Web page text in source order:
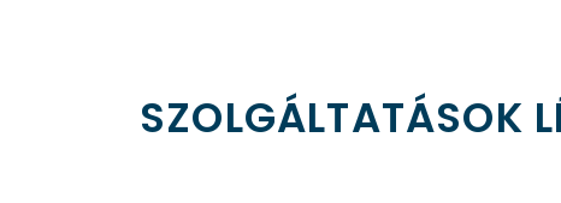
SZOLGÁLTATÁSOK